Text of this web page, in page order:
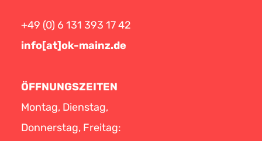
+49 (0) 6 131 393 17 42
info[at]ok-mainz.de
ÖFFNUNGSZEITEN
Montag, Dienstag,
Donnerstag, Freitag: